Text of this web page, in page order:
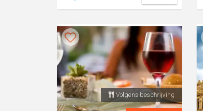
Volgens beschrijving